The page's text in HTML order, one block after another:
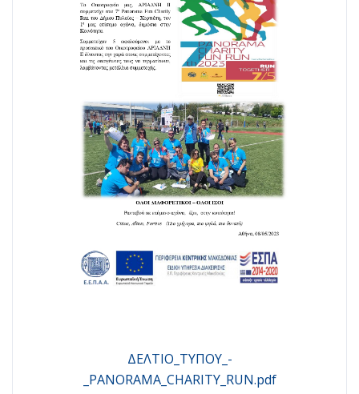
ΔΕΛΤΙΟ_ΤΥΠΟΥ_-
_PANORAMA_CHARITY_RUN.pdf